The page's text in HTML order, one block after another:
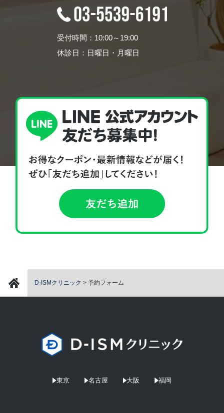
受付時間：10:00～19:00
休診日：日曜日・月曜日
D-ISMクリニック > 予約フォーム
東京 名古屋 大阪 福岡